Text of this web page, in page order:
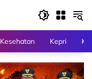
Kesehatan Kepri